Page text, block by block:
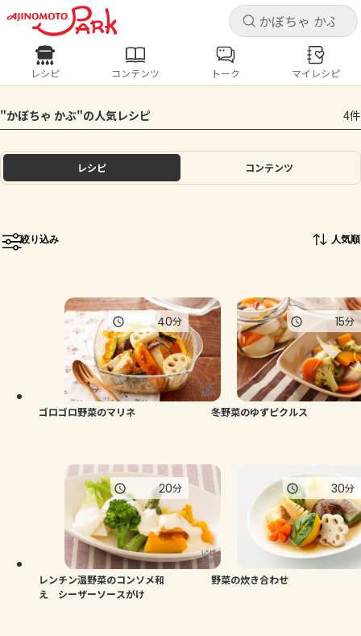
キャ
ログインするとレシピを保存できます
ログイン
ホーム
トーク
よくあるお問い合わせ
お買い物
キャ
レシピ コンテンツ
人気の食材・レシピ
きゅうり なす トマト とうもろこし
ピーマン
レシピ コンテンツ トーク マイレシピ
"かぼちゃ かぶ"の人気レシピ 4件
レシピ コンテンツ
絞り込み 人気順
ゴロゴロ野菜のマリネ
40分
冬野菜のゆずピクルス
15分
レンチン温野菜のコンソメ和
え シーザーソースがけ
20分
野菜の炊き合わせ
30分